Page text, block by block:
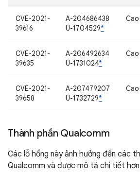
CVE-2021-
39616
A-204686438
U-1704529*
Cao
CVE-2021-
39635
A-206492634
U-1731024*
Cao
CVE-2021-
39658
A-207479207
U-1732729*
Cao
Thành phần Qualcomm
Các lỗ hổng này ảnh hưởng đến các
Qualcomm và được mô tả chi tiết